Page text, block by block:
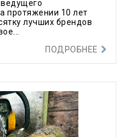
протяжении 10 лет
лучших брендов
ПОДРОБНЕЕ